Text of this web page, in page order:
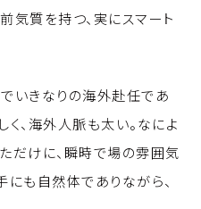
気質を持つ、実にスマート
いきなりの海外赴任であ
、海外人脈も太い。なによ
だけに、瞬時で場の雰囲気
にも自然体でありながら、